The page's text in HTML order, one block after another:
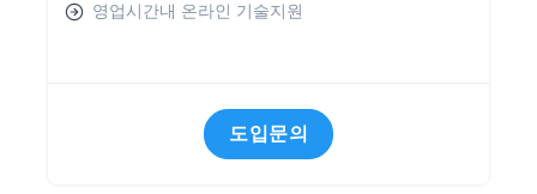
영업시간내 온라인 기술지원
도입문의